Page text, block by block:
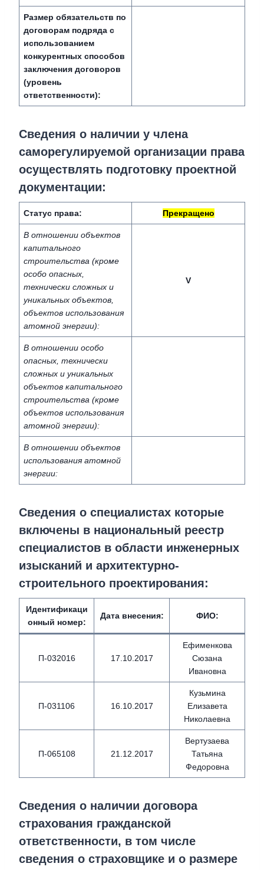
Размер обязательств по
договорам подряда с
использованием
конкурентных способов
заключения договоров
(уровень
ответственности):
Сведения о наличии у члена
саморегулируемой организации права
осуществлять подготовку проектной
документации:
Статус права: Прекращено
В отношении объектов
капитального
строительства (кроме
особо опасных,
технически сложных и
уникальных объектов,
объектов использования
атомной энергии):
V
В отношении особо
опасных, технически
сложных и уникальных
объектов капитального
строительства (кроме
объектов использования
атомной энергии):
В отношении объектов
использования атомной
энергии:
Сведения о специалистах которые
включены в национальный реестр
специалистов в области инженерных
изысканий и архитектурно-
строительного проектирования:
Идентификаци
онный номер:
Дата внесения: ФИО:
П-032016 17.10.2017
Ефименкова
Сюзана
Ивановна
П-031106 16.10.2017
Кузьмина
Елизавета
Николаевна
П-065108 21.12.2017
Вертузаева
Татьяна
Федоровна
Сведения о наличии договора
страхования гражданской
ответственности, в том числе
сведения о страховщике и о размере